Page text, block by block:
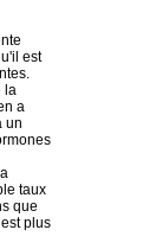
est
la
a
un
taux
que
plus